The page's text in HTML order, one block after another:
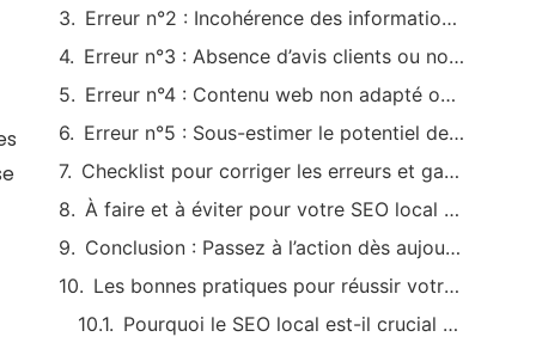
Erreur n°2 : Incohérence des informations sur tous les supports
Erreur n°3 : Absence d’avis clients ou non-gestion des retours
Erreur n°4 : Contenu web non adapté ou non localisé
Erreur n°5 : Sous-estimer le potentiel des annuaires et sites régionaux
Checklist pour corriger les erreurs et gagner en visibilité à Vesoul
À faire et à éviter pour votre SEO local à Vesoul
Conclusion : Passez à l’action dès aujourd’hui
Les bonnes pratiques pour réussir votre SEO local à Vesoul et attirer des clients proches
Pourquoi le SEO local est-il crucial pour une entreprise à Vesoul ?